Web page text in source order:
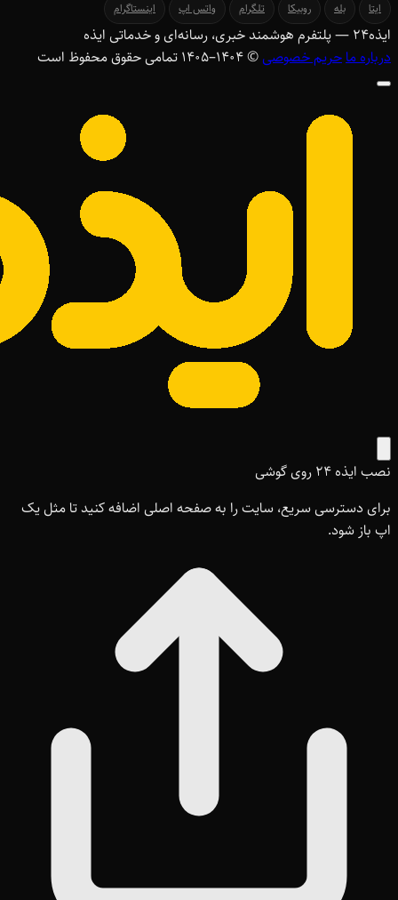
ایتا بله روبیکا تلگرام واتس اپ اینستاگرام
ایذه۲۴ — پلتفرم هوشمند خبری، رسانه‌ای و خدماتی ایذه
درباره ماحریم خصوصی© ۱۴۰۴–1405 تمامی حقوق محفوظ است
نصب ایذه ۲۴ روی گوشی
برای دسترسی سریع، سایت را به صفحه اصلی اضافه کنید تا مثل یک
اپ باز شود.